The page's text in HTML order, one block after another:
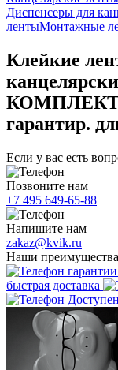
Диспенсеры для
лентыМонтажные
Клейкие
КОМПЛЕКТ
гарантир.
Если у вас есть
Позвоните нам
+7 495 649-65-88
Напишите нам
zakaz@kvik.ru
Наши
быстрая доставка